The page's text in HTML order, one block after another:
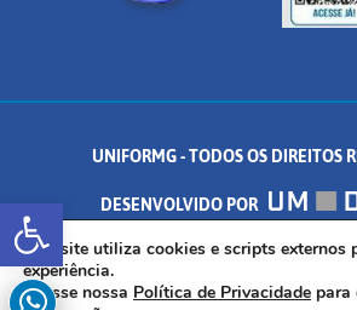
Abrir a barra de
UNIFORMG - TODOS OS DIREITOS
DESENVOLVIDO POR
AV. DR. ARNALDO DE SENNA, 328 -
35.574.530
Este site utiliza cookies e scripts externos
experiência.
Acesse nossa Política de Privacidade para